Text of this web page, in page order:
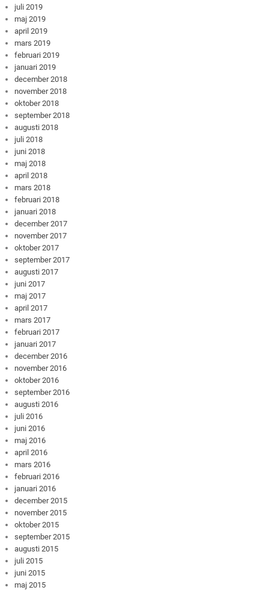
juli 2019
maj 2019
april 2019
mars 2019
februari 2019
januari 2019
december 2018
november 2018
oktober 2018
september 2018
augusti 2018
juli 2018
juni 2018
maj 2018
april 2018
mars 2018
februari 2018
januari 2018
december 2017
november 2017
oktober 2017
september 2017
augusti 2017
juni 2017
maj 2017
april 2017
mars 2017
februari 2017
januari 2017
december 2016
november 2016
oktober 2016
september 2016
augusti 2016
juli 2016
juni 2016
maj 2016
april 2016
mars 2016
februari 2016
januari 2016
december 2015
november 2015
oktober 2015
september 2015
augusti 2015
juli 2015
juni 2015
maj 2015